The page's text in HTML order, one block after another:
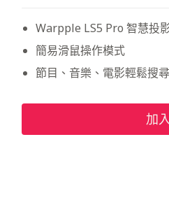
Warpple LS5 Pro 智慧投
簡易滑鼠操作模式
節目、音樂、電影輕鬆搜尋
加